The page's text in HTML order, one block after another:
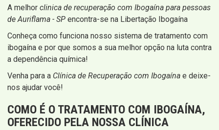
A melhor clinica de recuperação com Ibogaína para pessoas
de Auriflama - SP encontra-se na Libertação Ibogaína
Conheça como funciona nosso sistema de tratamento com
ibogaína e por que somos a sua melhor opção na luta contra
a dependência química!
Venha para a Clínica de Recuperação com Ibogaína e deixe-
nos ajudar você!
COMO É O TRATAMENTO COM IBOGAÍNA,
OFERECIDO PELA NOSSA CLÍNICA